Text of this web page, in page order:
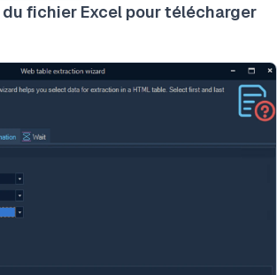
du fichier Excel pour télécharger